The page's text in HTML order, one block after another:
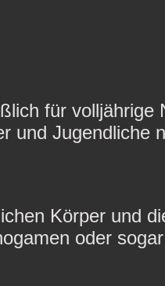
für volljährige
und Jugendliche
Körper und
oder